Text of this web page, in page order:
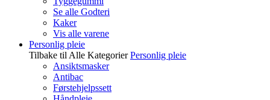
Se alle Godteri
Kaker
Vis alle varene
Personlig pleie
Tilbake til Alle Kategorier Personlig pleie
Ansiktsmasker
Antibac
Førstehjelpssett